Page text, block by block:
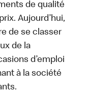
de qualité
Aujourd’hui,
de se classer
de la
d’emploi
à la société